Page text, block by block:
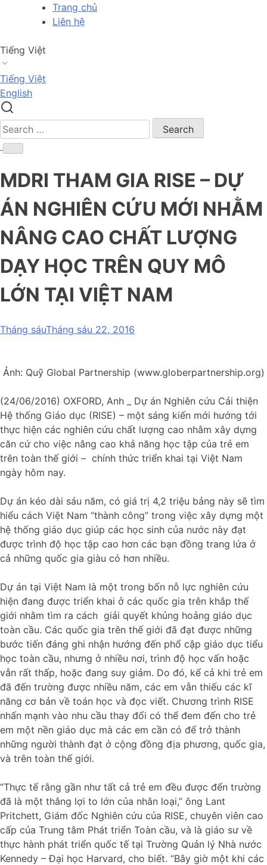
Trang chủ
Liên hệ
Tiếng Việt
Tiếng Việt
English
Search
for:
MDRI THAM GIA RISE – DỰ
ÁN NGHIÊN CỨU MỚI NHẰM
NÂNG CAO CHẤT LƯỢNG
DẠY HỌC TRÊN QUY MÔ
LỚN TẠI VIỆT NAM
Tháng sáuTháng sáu 22, 2016
Ảnh: Quỹ Global Partnership (www.globerpartnership.org)
(24/06/2016) OXFORD, Anh _ Dự án Nghiên cứu Cải thiện
Hệ thống Giáo dục (RISE) – một sáng kiến mới hướng tới
thực hiện các nghiên cứu chất lượng cao nhằm xây dựng
căn cứ cho việc nâng cao khả năng học tập của trẻ em
trên toàn thế giới – chính thức triển khai tại Việt Nam
ngày hôm nay.
Dự án kéo dài sáu năm, có giá trị 4,2 triệu bảng này sẽ tìm
hiểu cách Việt Nam “thành công” trong việc xây dựng một
hệ thống giáo dục giúp các học sinh của nước này đạt
được trình độ học tập cao hơn các bạn đồng trang lứa ở
cả những quốc gia giàu có hơn nhiều.
Dự án tại Việt Nam là một trong bốn nỗ lực nghiên cứu
hiện đang được triển khai ở các quốc gia trên khắp thế
giới nhằm tìm ra cách giải quyết khủng hoảng giáo dục
toàn cầu. Các quốc gia trên thế giới đã đạt được những
bước tiến đáng ghi nhận hướng đến phổ cập giáo dục tiểu
học toàn cầu, nhưng ở nhiều nơi, trình độ học vấn hoặc
vẫn rất thấp, hoặc đang suy giảm. Do đó, kể cả khi trẻ em
đã đến trường được nhiều năm, các em vẫn thiếu các kĩ
năng cơ bản về toán học và đọc viết. Chương trình RISE
nhấn mạnh vào nhu cầu thay đổi có thể đem đến cho trẻ
em một nền giáo dục mà các em cần có để trở thành
những người thành đạt ở cộng đồng địa phương, quốc gia,
và trên toàn thế giới.
“Thực tế rằng gần như tất cả trẻ em đều được đến trường
đã là một thắng lợi to lớn của nhân loại,” ông Lant
Pritchett, Giám đốc Nghiên cứu của RISE, chuyên viên cao
cấp của Trung tâm Phát triển Toàn cầu, và là giáo sư về
thực hành phát triển quốc tế tại Trường Quản lý Nhà nước
Kennedy – Đại học Harvard, cho biết. “Bây giờ một khi các